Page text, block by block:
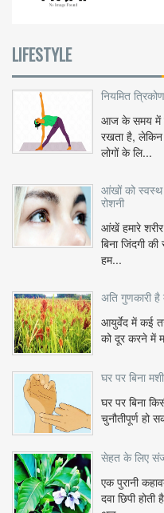
LIFESTYLE
नियमित
आज के समय में
रखता है, लेकिन
लोगों के लि...
आंखों को स्वस्थ
रोशनी
आंखें हमारे
बिना जिंदगी
हम...
अति गुणकारी
आयुर्वेद में कई
को दूर करने में
घर पर बिना
घर पर बिना
चुनौतीपूर्ण हो
सेहत के लिए
एक पुरानी
दवा छिपी